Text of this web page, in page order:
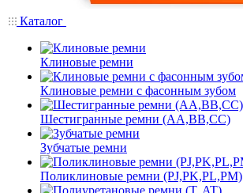
Каталог
Клиновые ремни
Клиновые ремни с фасонным зубом
Шестигранные ремни (AA,BB,CC)
Зубчатые ремни
Поликлиновые ремни (PJ,PK,PL,PM)